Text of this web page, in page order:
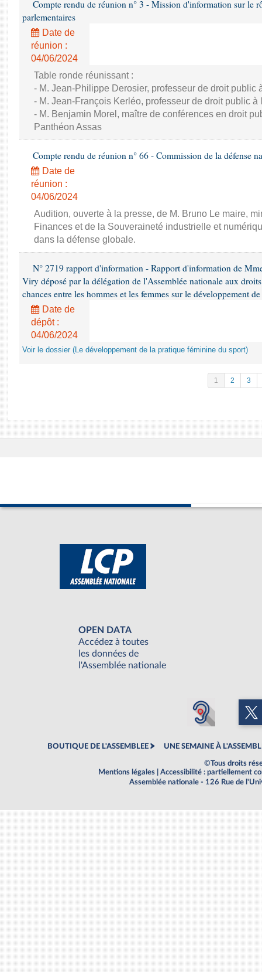
Compte rendu de réunion n° 3 - Mission d'information sur le
parlementaires
Date de
réunion :
04/06/2024
Table ronde réunissant :
- M. Jean-Philippe Derosier, professeur de droit public
- M. Jean-François Kerléo, professeur de droit public
- M. Benjamin Morel, maître de conférences en droit
Panthéon Assas
Compte rendu de réunion n° 66 - Commission de la défense
Date de
réunion :
04/06/2024
Audition, ouverte à la presse, de M. Bruno Le maire,
Finances et de la Souveraineté industrielle et
dans la défense globale.
N° 2719 rapport d'information - Rapport d'information de
Viry déposé par la délégation de l'Assemblée nationale aux
chances entre les hommes et les femmes sur le développement
Date de
dépôt :
04/06/2024
Voir le dossier (Le développement de la pratique féminine du sport)
1 2 3
OPEN DATA
Accédez à toutes
les données de
l'Assemblée nationale
BOUTIQUE DE L'ASSEMBLEE UNE SEMAINE À
©Tous droits
Mentions légales
Accessibilité : partiellement
Assemblée nationale - 126 Rue de